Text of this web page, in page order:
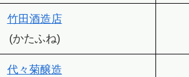
竹田酒造店
(かたふね)
代々菊醸造